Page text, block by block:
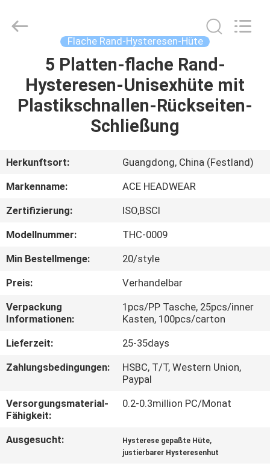
PRODUKTE
UNS
AUSFLUG
QUALITÄTSKONTROLLE
TRETEN
SIE
MIT
UNS
VERBINDUNG
NACHRICHTEN
Ltd..
Flache Rand-Hysteresen-Hüte
5 Platten-flache Rand-
Hysteresen-Unisexhüte mit
Plastikschnallen-Rückseiten-
Schließung
Herkunftsort:
Guangdong, China (Festland)
Markenname:
ACE HEADWEAR
Zertifizierung:
ISO,BSCI
Modellnummer:
THC-0009
Min Bestellmenge:
20/style
Preis:
Verhandelbar
Verpackung
Informationen:
1pcs/PP Tasche, 25pcs/inner
Kasten, 100pcs/carton
Lieferzeit:
25-35days
Zahlungsbedingungen:
HSBC, T/T, Western Union,
Paypal
Versorgungsmaterial-
Fähigkeit:
0.2-0.3million PC/Monat
Ausgesucht: Hysterese gepaßte Hüte,
justierbarer Hysteresenhut